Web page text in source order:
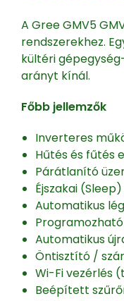
A Gree GMV5
rendszerekhez.
kültéri
arányt kínál.
Főbb jellemzők
Inverteres
Hűtés és fűtés
Párátlanító
Éjszakai
Automatikus
Automatikus
Öntisztító /
Wi-Fi vezérlés
Beépített